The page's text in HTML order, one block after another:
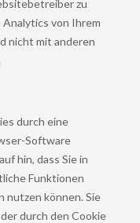
zu
Analytics von Ihrem
nicht mit anderen
durch eine
Software
hin, dass Sie in
Funktionen
nutzen können. Sie
durch den Cookie